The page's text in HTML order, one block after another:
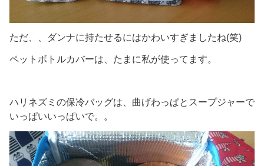
ただ、、ダンナに持たせるにはかわいすぎましたね(笑)
ペットボトルカバーは、たまに私が使ってます。
ハリネズミの保冷バッグは、曲げわっぱとスープジャーで
いっぱいいっぱいで。。